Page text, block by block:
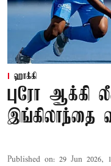
ஹாக்கி
புரோ ஆக்கி
இங்கிலாந்தை
Published on: 29 Jun 2026,